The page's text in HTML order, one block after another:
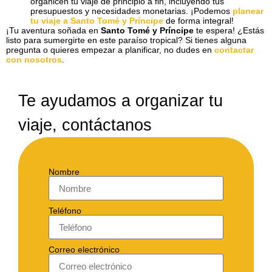
presupuestos y necesidades monetarias. ¡Podemos planear
tu viaje a Santo Tomé y Príncipe de forma integral!
¡Tu aventura soñada en Santo Tomé y Príncipe te espera! ¿Estás
listo para sumergirte en este paraíso tropical? Si tienes alguna
pregunta o quieres empezar a planificar, no dudes en contactar
con nosotros
Te ayudamos a organizar tu
viaje, contáctanos
Nombre
Teléfono
Correo electrónico